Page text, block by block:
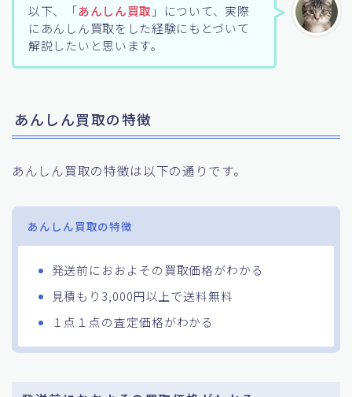
以下、「あんしん買取 」について、実際
にあんしん買取をした経験にもとづいて
解説したいと思います。
あんしん買取の特徴
あんしん買取の特徴は以下の通りです。
あんしん買取の特徴
発送前におおよその買取価格がわかる
見積もり3,000円以上で送料無料
１点１点の査定価格がわかる